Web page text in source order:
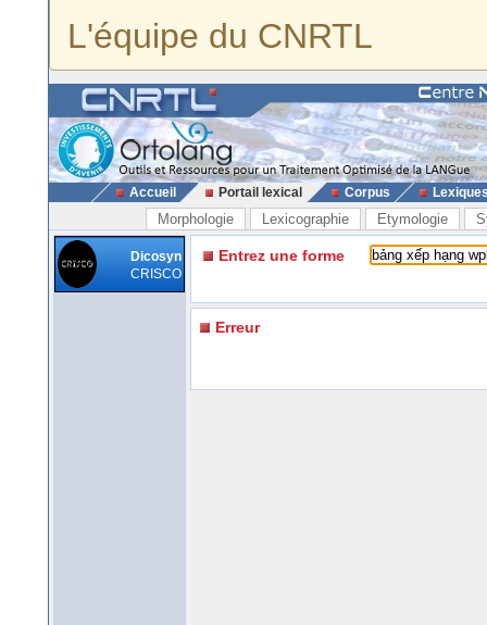
L'équipe du CNRTL
Accueil Portail lexical Corpus
Morphologie Lexicographie Etymologie
Dicosyn
CRISCO
Entrez une forme
Erreur